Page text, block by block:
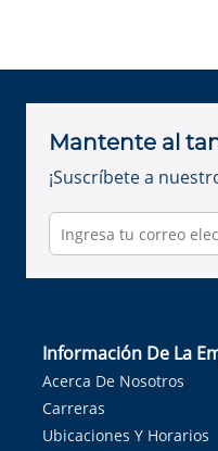
Mantente al
¡Suscríbete a
Información De La
Acerca De Nosotros
Carreras
Ubicaciones Y Horarios